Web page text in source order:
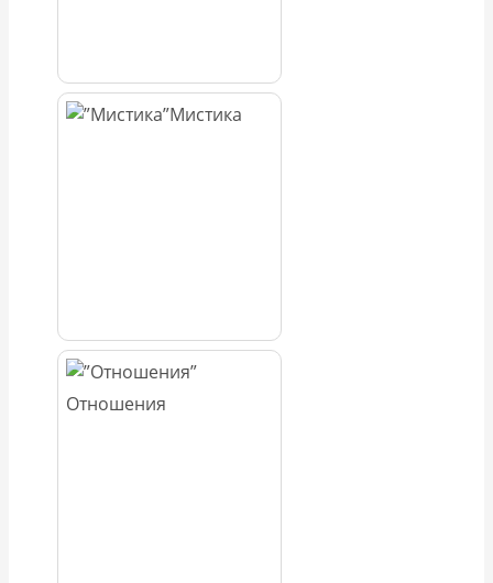
Мистика
Отношения